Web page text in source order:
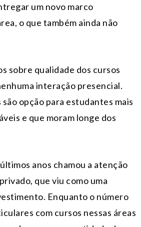
um novo marco
o que também ainda não
sobre qualidade dos cursos
interação presencial.
opção para estudantes mais
e que moram longe dos
anos chamou a atenção
que viu como uma
Enquanto o número
com cursos nessas áreas